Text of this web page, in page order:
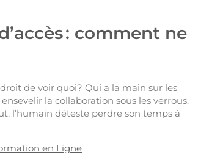
: comment ne
de voir quoi? Qui a la main sur les
la collaboration sous les verrous.
l’humain déteste perdre son temps à
en Ligne